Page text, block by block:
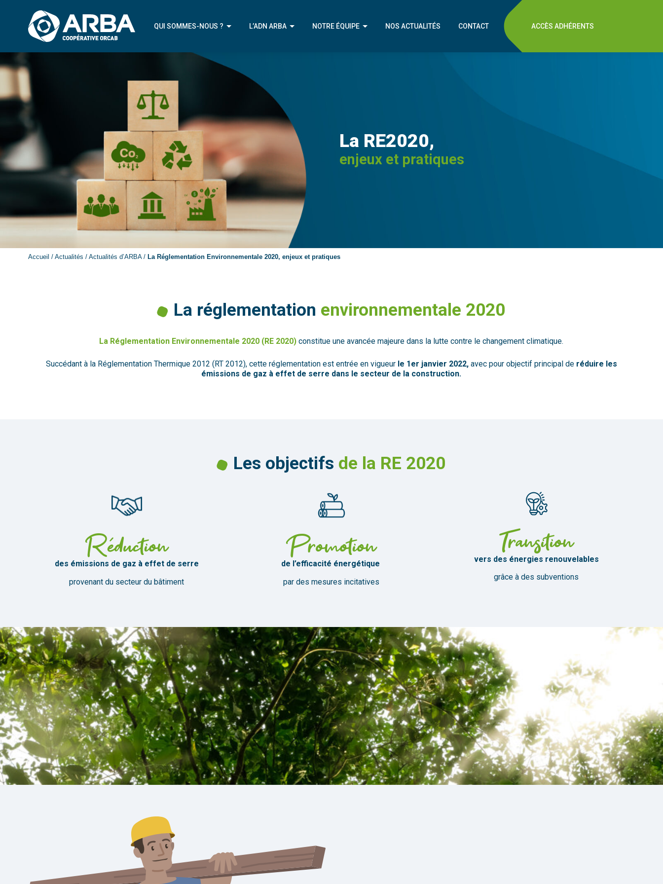
QUI SOMMES-NOUS ?
NOTRE COOPÉRATIVE
NOS ARTISANS ADHÉRENTS
NOTRE PROJET À VENIR
L’ADN ARBA
NOTRE APPROCHE
NOTRE AMBITION
NOTRE ÉQUIPE NOS ACTUALITÉS CONTACT ACCÈS ADHÉRENTS
La RE2020,
enjeux et pratiques
Accueil / Actualités / Actualités d’ARBA/ La Réglementation Environnementale 2020, enjeux et pratiques
La réglementation environnementale 2020
La Réglementation Environnementale 2020 (RE 2020) constitue une avancée majeure dans la lutte contre le changement climatique.
Succédant à la Réglementation Thermique 2012 (RT 2012), cette réglementation est entrée en vigueurle 1er janvier 2022,avec pour objectif principal de réduire les
émissions de gaz à effet de serre dans le secteur de la construction.
Les objectifs de la RE 2020
Réduction
des émissions de gaz à effet de serre
provenant du secteur du bâtiment
Promotion
de l’efficacité énergétique
par des mesures incitatives
Transition
vers des énergies renouvelables
grâce à des subventions